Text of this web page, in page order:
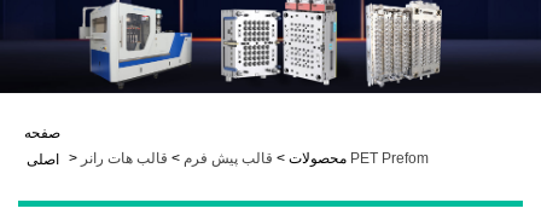
صفحه
اصلی
> محصولات > قالب پیش فرم > قالب هات رانر PET Prefom